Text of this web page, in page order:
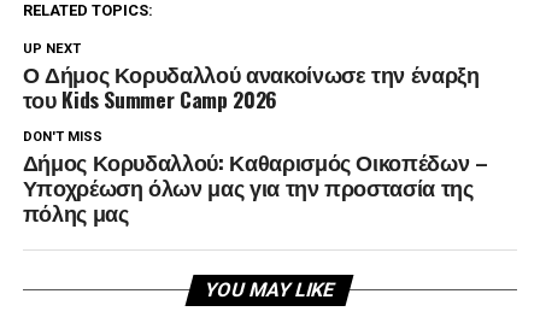
RELATED TOPICS:
UP NEXT
Ο Δήμος Κορυδαλλού ανακοίνωσε την έναρξη
του Kids Summer Camp 2026
DON'T MISS
Δήμος Κορυδαλλού: Καθαρισμός Οικοπέδων –
Υποχρέωση όλων μας για την προστασία της
πόλης μας
YOU MAY LIKE